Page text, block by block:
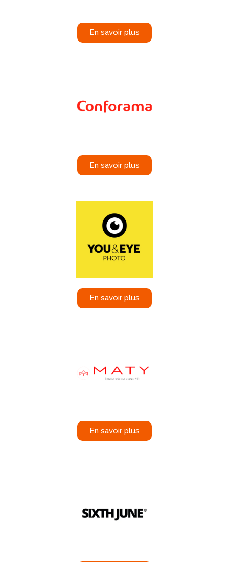
En savoir plus
En savoir plus
En savoir plus
En savoir plus